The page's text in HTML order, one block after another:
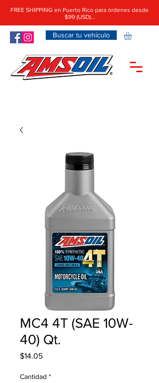
Buscar tu vehículo
FREE SHIPPING en Puerto Rico para órdenes desde
$99 (USD)…
MC4 4T (SAE 10W-
40) Qt.
$14.05Precio
Cantidad *